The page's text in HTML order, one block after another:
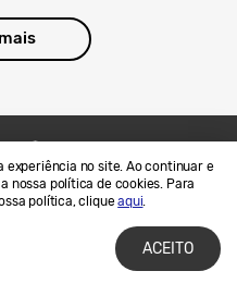
experiência no site. Ao continuar e
nossa política de cookies. Para
política, cliqueaqui.
ACEITO
e Cookies